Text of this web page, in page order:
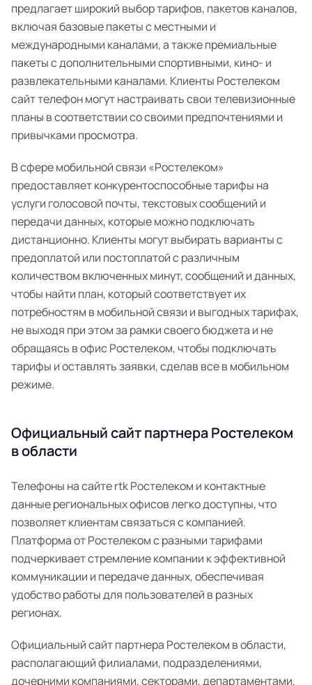
предлагает широкий выбор тарифов, пакетов каналов,
включая базовые пакеты с местными и
международными каналами, а также премиальные
пакеты с дополнительными спортивными, кино- и
развлекательными каналами. Клиенты Ростелеком
сайт телефон могут настраивать свои телевизионные
планы в соответствии со своими предпочтениями и
привычками просмотра.
В сфере мобильной связи «Ростелеком»
предоставляет конкурентоспособные тарифы на
услуги голосовой почты, текстовых сообщений и
передачи данных, которые можно подключать
дистанционно. Клиенты могут выбирать варианты с
предоплатой или постоплатой с различным
количеством включенных минут, сообщений и данных,
чтобы найти план, который соответствует их
потребностям в мобильной связи и выгодных тарифах,
не выходя при этом за рамки своего бюджета и не
обращаясь в офис Ростелеком, чтобы подключать
тарифы и оставлять заявки, сделав все в мобильном
режиме.
Официальный сайт партнера Ростелеком
в области
Телефоны на сайте rtk Ростелеком и контактные
данные региональных офисов легко доступны, что
позволяет клиентам связаться с компанией.
Платформа от Ростелеком с разными тарифами
подчеркивает стремление компании к эффективной
коммуникации и передаче данных, обеспечивая
удобство работы для пользователей в разных
регионах.
Официальный сайт партнера Ростелеком в области,
располагающий филиалами, подразделениями,
дочерними компаниями, секторами, департаментами,